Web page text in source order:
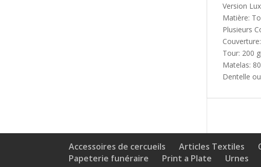
Version
Matière:
Plusieurs
Tour: 200
Matelas:
Dentelle
Accessoires de cercueils Articles Textiles
Papeterie funéraire
Print a Plate Urnes